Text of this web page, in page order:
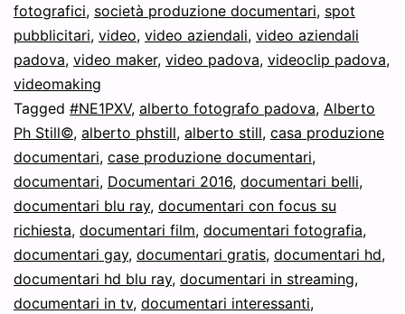
fotografici, società produzione documentari, spot
pubblicitari, video, video aziendali, video aziendali
padova, video maker, video padova, videoclip padova,
videomaking
Tagged #NE1PXV, alberto fotografo padova, Alberto
Ph Still©, alberto phstill, alberto still, casa produzione
documentari, case produzione documentari,
documentari, Documentari 2016, documentari belli,
documentari blu ray, documentari con focus su
richiesta, documentari film, documentari fotografia,
documentari gay, documentari gratis, documentari hd,
documentari hd blu ray, documentari in streaming,
documentari in tv, documentari interessanti,